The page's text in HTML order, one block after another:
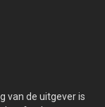
van de uitgever is